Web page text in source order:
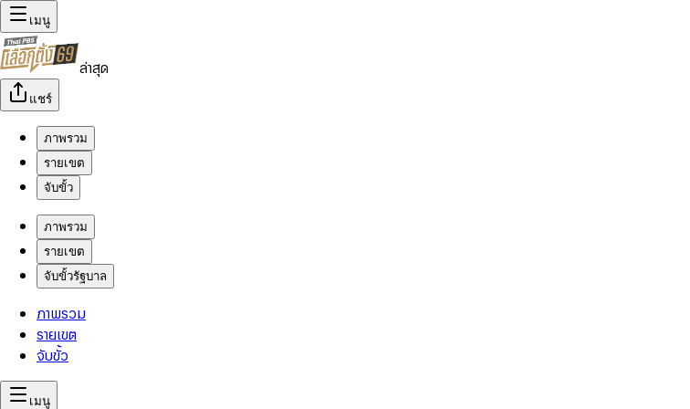
เมนู
ล่าสุด
แชร์
ภาพรวม
รายเขต
จับขั้ว
ภาพรวม
รายเขต
จับขั้วรัฐบาล
ภาพรวม
รายเขต
จับขั้ว
เมนู